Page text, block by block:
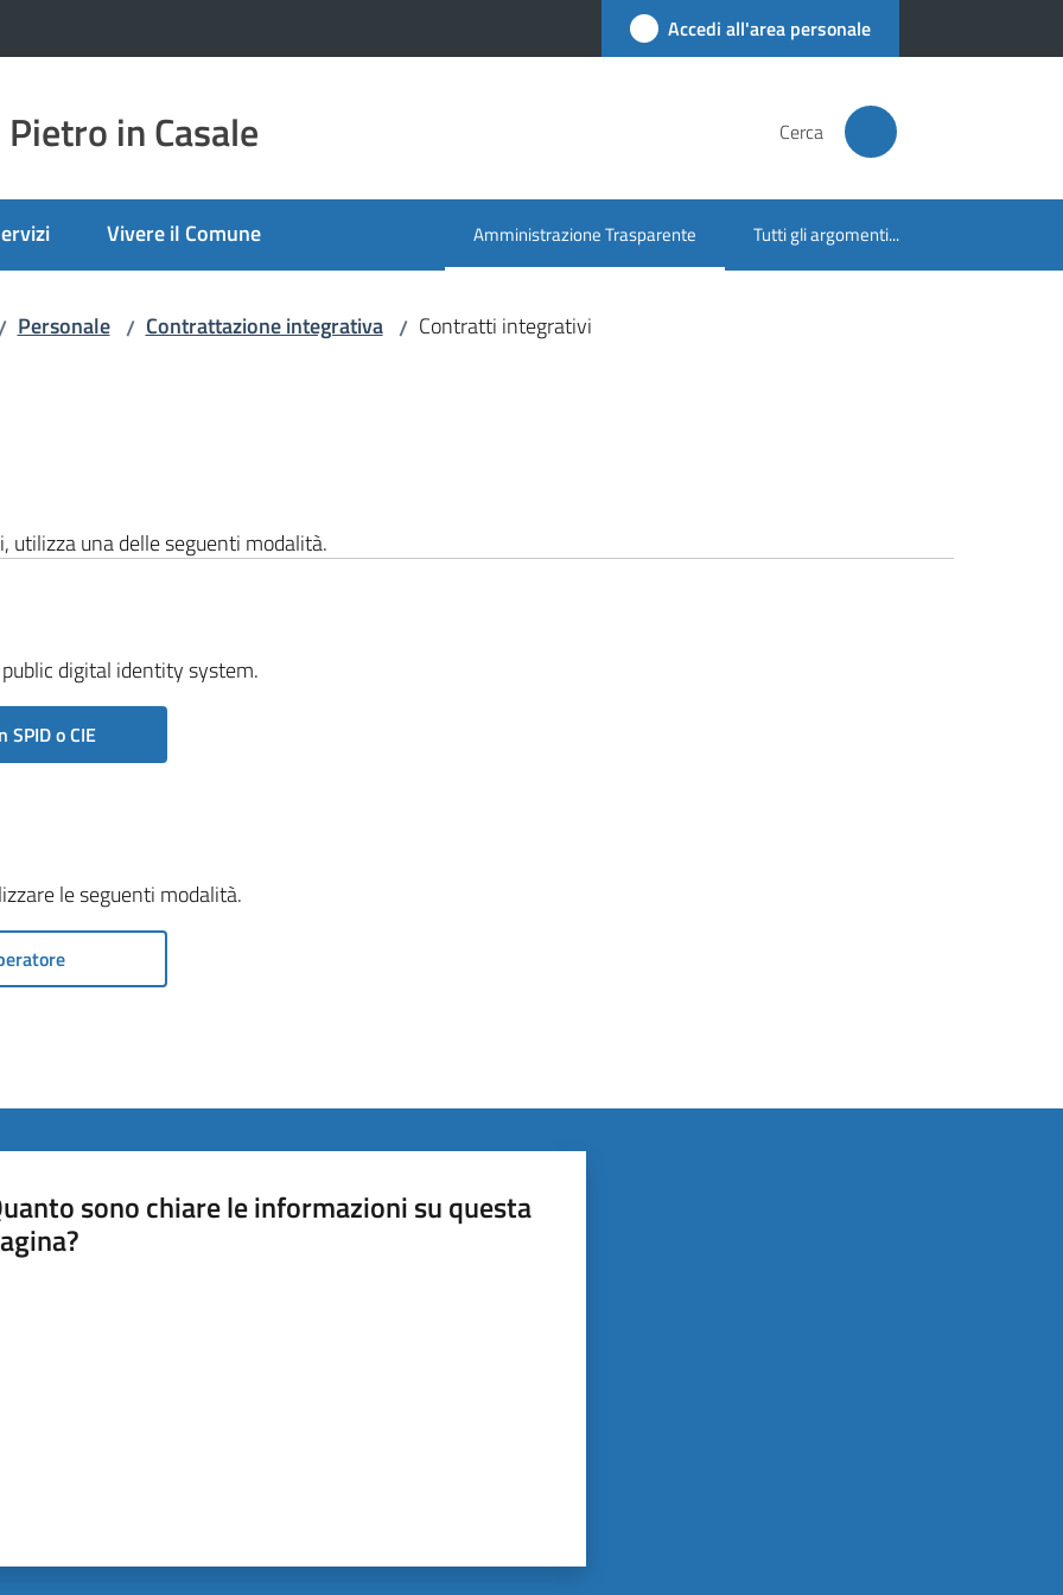
Accedi all'area personale
in Casale Cerca
Vivere il Comune Amministrazione Trasparente
Menu selezionato Tutti gli argomenti...
Personale / Contrattazione integrativa / Contratti integrativi
utilizza una delle seguenti modalità.
digital identity system.
SPID o CIE
le seguenti modalità.
sono chiare le informazioni su questa